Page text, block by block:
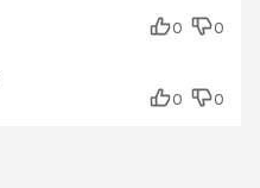
0
0
0
0